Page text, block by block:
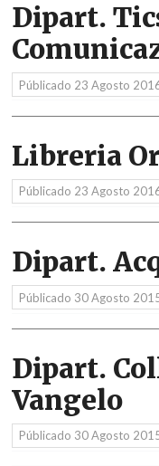
Dipart.
Públicado 23 Agosto
Libreria
Públicado 23 Agosto
Dipart.
Públicado 30 Agosto
Dipart.
Vangelo
Públicado 30 Agosto